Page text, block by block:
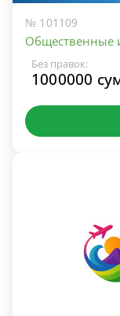
№ 101109
Общественные
Без правок:
1000000